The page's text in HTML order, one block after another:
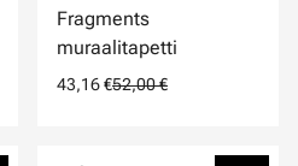
Fragments
muraalitapetti
43,16 €52,00 €